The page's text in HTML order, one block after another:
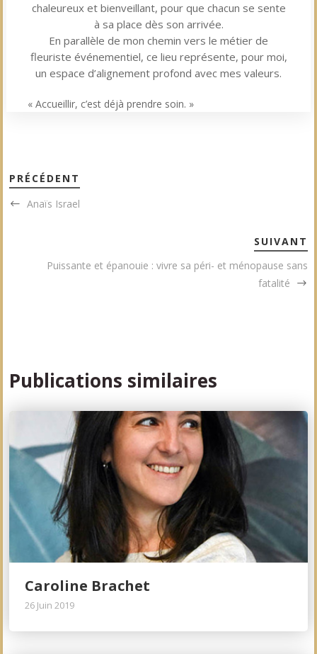
chaleureux et bienveillant, pour que chacun se sente
à sa place dès son arrivée.
En parallèle de mon chemin vers le métier de
fleuriste événementiel, ce lieu représente, pour moi,
un espace d’alignement profond avec mes valeurs.
« Accueillir, c’est déjà prendre soin. »
PRÉCÉDENT
Anaïs Israel
SUIVANT
Puissante et épanouie : vivre sa péri- et ménopause sans
fatalité
Publications similaires
Caroline Brachet
26 Juin 2019